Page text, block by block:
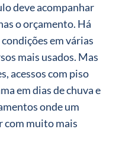
deve acompanhar
o orçamento. Há
em várias
mais usados. Mas
acessos com piso
em dias de chuva e
onde um
com muito mais